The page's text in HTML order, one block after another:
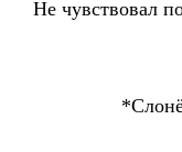
Не чувствовал